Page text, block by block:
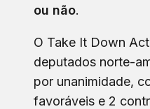
ou não.
O Take It Down
deputados norte-
por unanimidade,
favoráveis e 2